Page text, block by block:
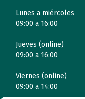
Lunes a miércoles
09:00 a 16:00
Jueves (online)
09:00 a 16:00
Viernes (online)
09:00 a 14:00